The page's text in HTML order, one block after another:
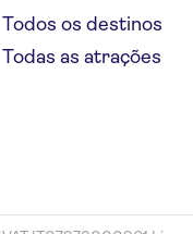
Todos os destinos
Todas as atrações